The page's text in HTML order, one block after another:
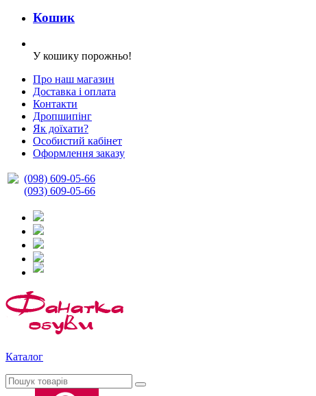
Кошик
У кошику порожньо!
Про наш магазин
Доставка і оплата
Контакти
Дропшипінг
Як доїхати?
Особистий кабінет
Оформлення заказу
(098) 609-05-66
(093) 609-05-66
Каталог